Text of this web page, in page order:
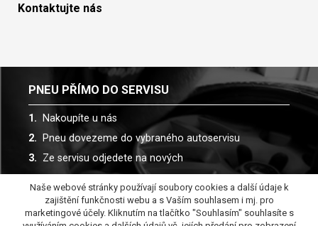
Kontaktujte nás
PNEU PŘÍMO DO SERVISU
Nakoupíte u nás
Pneu dovezeme do vybraného autoservisu
Ze servisu odjedete na nových
Spolupracujeme s více než 30 autoservisy
Naše webové stránky používají soubory cookies a další údaje k
zajištění funkčnosti webu a s Vaším souhlasem i mj. pro
marketingové účely. Kliknutím na tlačítko "Souhlasím" souhlasíte s